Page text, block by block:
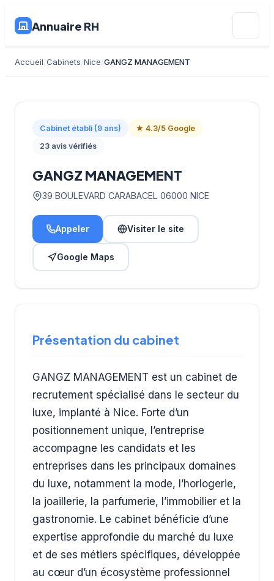
Annuaire RH
Accueil Cabinets Nice GANGZ MANAGEMENT
Cabinet établi (9 ans)
★ 4.3/5 Google
23 avis vérifiés
GANGZ MANAGEMENT
39 BOULEVARD CARABACEL 06000 NICE
Appeler Visiter le site
Google Maps
Présentation du cabinet
GANGZ MANAGEMENT est un cabinet de
recrutement spécialisé dans le secteur du
luxe, implanté à Nice. Forte d’un
positionnement unique, l’entreprise
accompagne les candidats et les
entreprises dans les principaux domaines
du luxe, notamment la mode, l’horlogerie,
la joaillerie, la parfumerie, l’immobilier et la
gastronomie. Le cabinet bénéficie d’une
expertise approfondie du marché du luxe
et de ses métiers spécifiques, développée
au cœur d’un écosystème professionnel